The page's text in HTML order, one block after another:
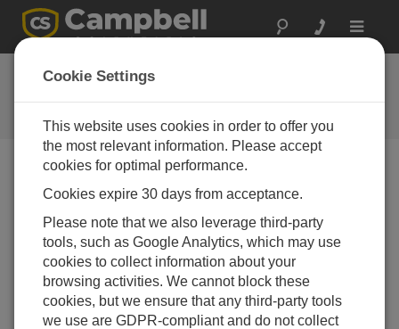
Toggle
Feedback
Let us know how we can improve
our website
Feedback Tool Unavailable
The page feedback tool is currently unavailable.
Cookie Settings
This website uses cookies in order to offer you
the most relevant information. Please accept
cookies for optimal performance.
Cookies expire 30 days from acceptance.
Please note that we also leverage third-party
tools, such as Google Analytics, which may use
cookies to collect information about your
browsing activities. We cannot block these
cookies, but we ensure that any third-party tools
we use are GDPR-compliant and do not collect